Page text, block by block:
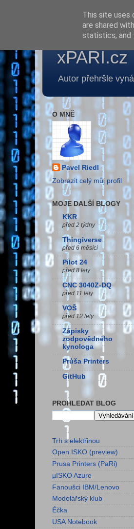
xPARI.cz
Autor přehršle
O MNĚ
Pavel Riedl
Zobrazit celý můj profil
MOJE DALŠÍ BLOGY
KKR
před 2 týdny
Thingiverse
před 6 měsíci
Pilot 24
před 8 lety
CNC 3040Z-DQ
před 11 lety
VOŠ
před 12 lety
Zápisky
zodpovědného
kynologa
Průša Printers
GitHub
PROHLEDAT BLOG
Trh s elektřinou
Open ISKO (preview)
Prusa Printers (PaRi)
µISKO Azure
Fanoušci IBM/Lenovo
Modelářský klub
Éčka
USA Notebook
This site uses
are shared
statistics, and